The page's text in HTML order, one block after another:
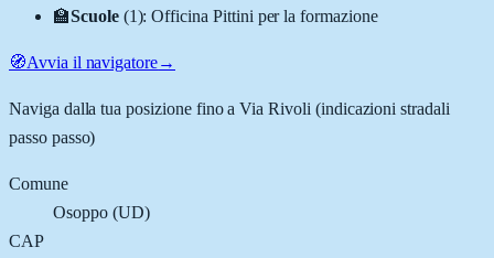
🏫Scuole (1):Officina Pittini per la formazione
🧭Avvia il navigatore→
Naviga dalla tua posizione fino aVia Rivoli (indicazioni stradali
passo passo)
Comune
Osoppo(UD)
CAP